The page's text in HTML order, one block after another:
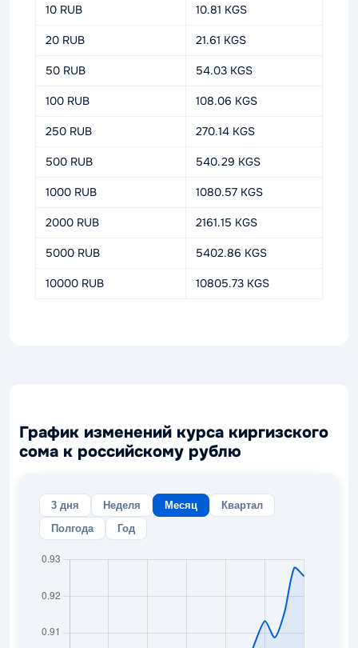
10 RUB 10.81 KGS
20 RUB 21.61 KGS
50 RUB 54.03 KGS
100 RUB 108.06 KGS
250 RUB 270.14 KGS
500 RUB 540.29 KGS
1000 RUB 1080.57 KGS
2000 RUB 2161.15 KGS
5000 RUB 5402.86 KGS
10000 RUB 10805.73 KGS
График изменений курса киргизского
сома к российскому рублю
3 дня Неделя Месяц
Квартал
Полгода
Год